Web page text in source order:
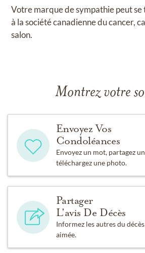
Votre marque de sympathie peut
à la société canadienne du cancer,
salon.
Montrez votre
Envoyez Vos
Condoléances
Envoyez un mot, partagez
téléchargez une photo.
Partager
L'avis De Décès
Informez les autres du
aimée.